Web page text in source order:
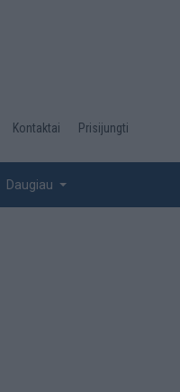
Kontaktai Prisijungti
Daugiau